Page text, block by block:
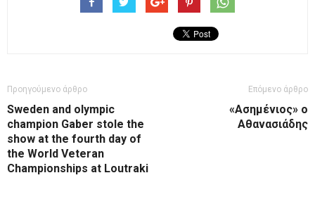
Προηγούμενο άρθρο
Sweden and olympic
champion Gaber stole the
show at the fourth day of
the World Veteran
Championships at Loutraki
Επόμενο άρθρο
«Ασημένιος» ο
Αθανασιάδης